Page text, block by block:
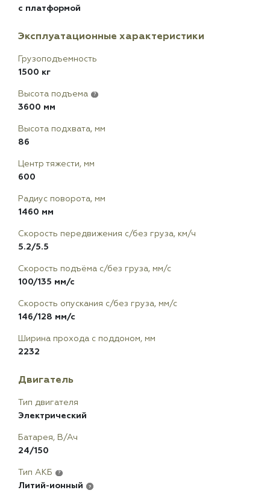
с платформой
Эксплуатационные характеристики
Грузоподъемность
1500 кг
Высота подъема ?
3600 мм
Высота подхвата, мм
86
Центр тяжести, мм
600
Радиус поворота, мм
1460 мм
Скорость передвижения с/без груза, км/ч
5.2/5.5
Скорость подъёма с/без груза, мм/с
100/135 мм/с
Скорость опускания с/без груза, мм/с
146/128 мм/с
Ширина прохода с поддоном, мм
2232
Двигатель
Тип двигателя
Электрический
Батарея, В/Ач
24/150
Тип АКБ ?
Литий-ионный ?